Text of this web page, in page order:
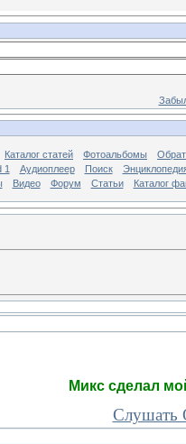
Каталог статей Фотоальбомы
1 Аудиоплеер Поиск
Видео Форум Статьи Каталог
Микс сделал
Слушать